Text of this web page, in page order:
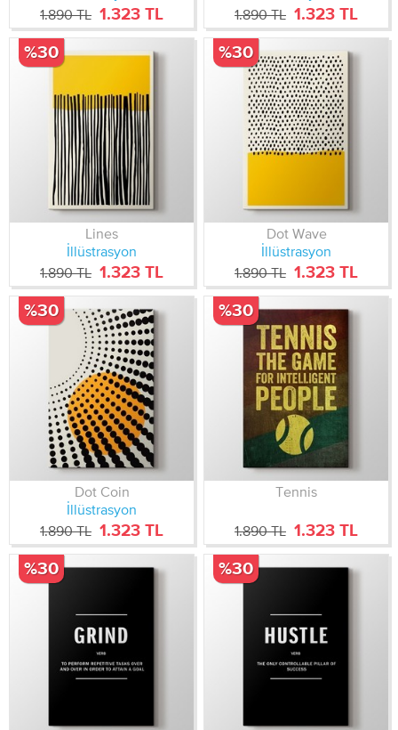
1.890 TL 1.323 TL
1.890 TL 1.323 TL
Lines
İllüstrasyon
1.890 TL 1.323 TL
%30
Dot Wave
İllüstrasyon
1.890 TL 1.323 TL
%30
Dot Coin
İllüstrasyon
1.890 TL 1.323 TL
%30
Tennis
1.890 TL 1.323 TL
%30
%30 %30